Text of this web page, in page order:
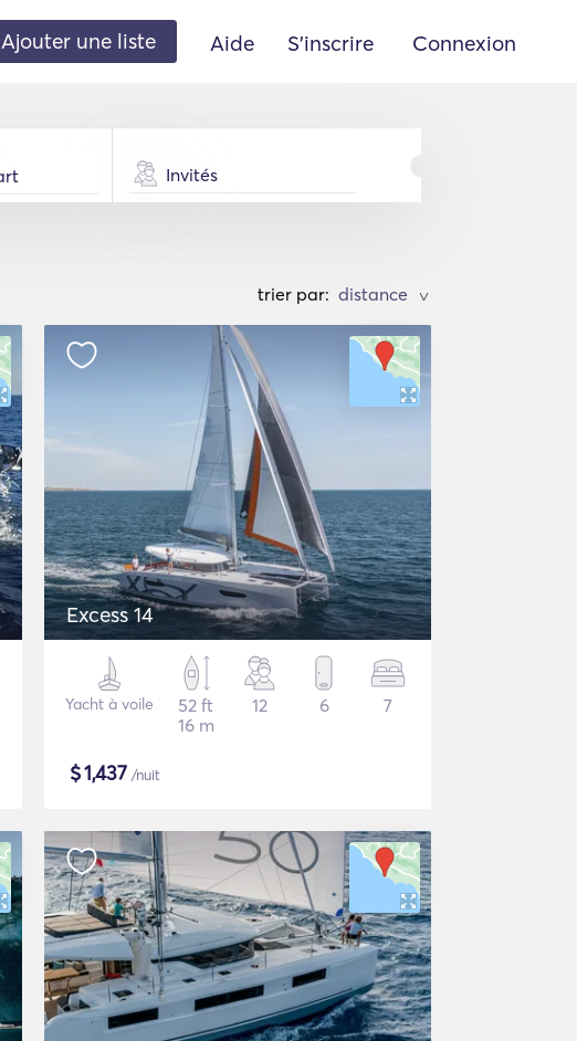
Ajouter une liste Aide S'inscrire Connexion
Invités
trier par: >
Excess 14
Yacht à voile
52 ft
16 m
12 6 7
$1,437 /nuit